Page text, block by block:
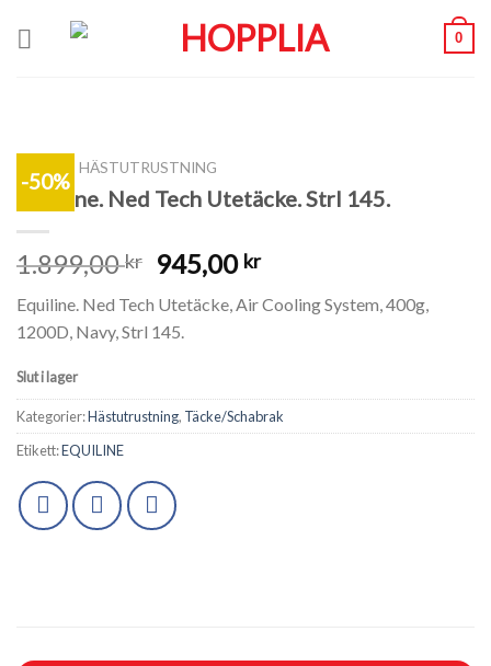
0
-50%
HÄSTUTRUSTNING
Equiline. Ned Tech Utetäcke. Strl 145.
1.899,00kr 945,00 kr
Equiline. Ned Tech Utetäcke, Air Cooling System, 400g,
1200D, Navy, Strl 145.
Slut i lager
Kategorier:Hästutrustning, Täcke/Schabrak
Etikett:EQUILINE